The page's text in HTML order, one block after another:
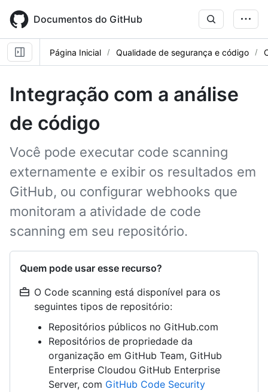
main
content
Documentos do GitHub
Página Inicial Qualidade de segurança e código
Integração com a análise
de código
Você pode executar code scanning
externamente e exibir os resultados em
GitHub, ou configurar webhooks que
monitoram a atividade de code
scanning em seu repositório.
Quem pode usar esse recurso?
O Code scanning está disponível para os
seguintes tipos de repositório:
Repositórios públicos no GitHub.com
Repositórios de propriedade da
organização em GitHub Team, GitHub
Enterprise Cloudou GitHub Enterprise
Server, com GitHub Code Security